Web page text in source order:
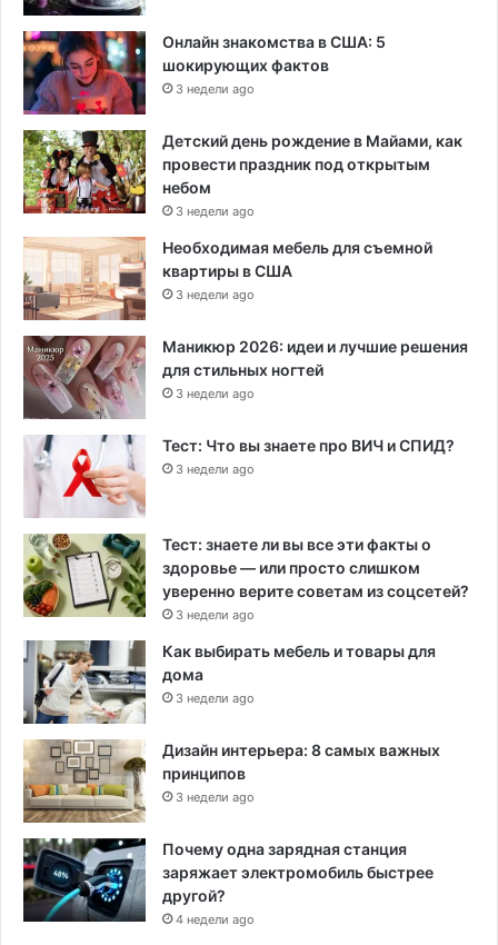
Онлайн знакомства в США: 5
шокирующих фактов
3 недели ago
Детский день рождение в Майами, как
провести праздник под открытым
небом
3 недели ago
Необходимая мебель для съемной
квартиры в США
3 недели ago
Маникюр 2026: идеи и лучшие решения
для стильных ногтей
3 недели ago
Тест: Что вы знаете про ВИЧ и СПИД?
3 недели ago
Тест: знаете ли вы все эти факты о
здоровье — или просто слишком
уверенно верите советам из соцсетей?
3 недели ago
Как выбирать мебель и товары для
дома
3 недели ago
Дизайн интерьера: 8 самых важных
принципов
3 недели ago
Почему одна зарядная станция
заряжает электромобиль быстрее
другой?
4 недели ago